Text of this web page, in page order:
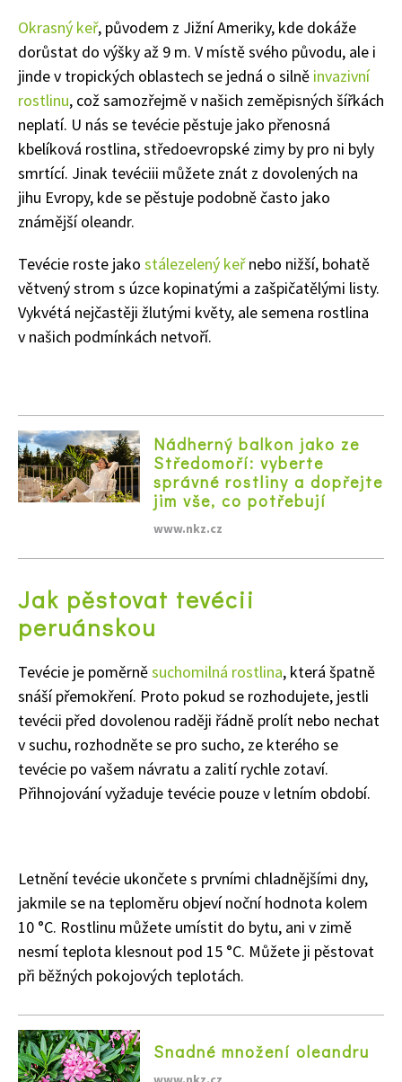
Okrasný keř, původem z Jižní Ameriky, kde dokáže
dorůstat do výšky až 9 m. V místě svého původu, ale i
jinde v tropických oblastech se jedná o silně invazivní
rostlinu, což samozřejmě v našich zeměpisných šířkách
neplatí. U nás se tevécie pěstuje jako přenosná
kbelíková rostlina, středoevropské zimy by pro ni byly
smrtící. Jinak tevéciii můžete znát z dovolených na
jihu Evropy, kde se pěstuje podobně často jako
známější oleandr.
Tevécie roste jako stálezelený keřnebo nižší, bohatě
větvený strom s úzce kopinatými a zašpičatělými listy.
Vykvétá nejčastěji žlutými květy, ale semena rostlina
v našich podmínkách netvoří.
Nádherný balkon jako ze
Středomoří: vyberte
správné rostliny a dopřejte
jim vše, co potřebují
www.nkz.cz
Jak pěstovat tevécii
peruánskou
Tevécie je poměrněsuchomilná rostlina, která špatně
snáší přemokření. Proto pokud se rozhodujete, jestli
tevécii před dovolenou raději řádně prolít nebo nechat
v suchu, rozhodněte se pro sucho, ze kterého se
tevécie po vašem návratu a zalití rychle zotaví.
Přihnojování vyžaduje tevécie pouze v letním období.
Letnění tevécie ukončete s prvními chladnějšími dny,
jakmile se na teploměru objeví noční hodnota kolem
10 °C. Rostlinu můžete umístit do bytu, ani v zimě
nesmí teplota klesnout pod 15 °C. Můžete ji pěstovat
při běžných pokojových teplotách.
Snadné množení oleandru